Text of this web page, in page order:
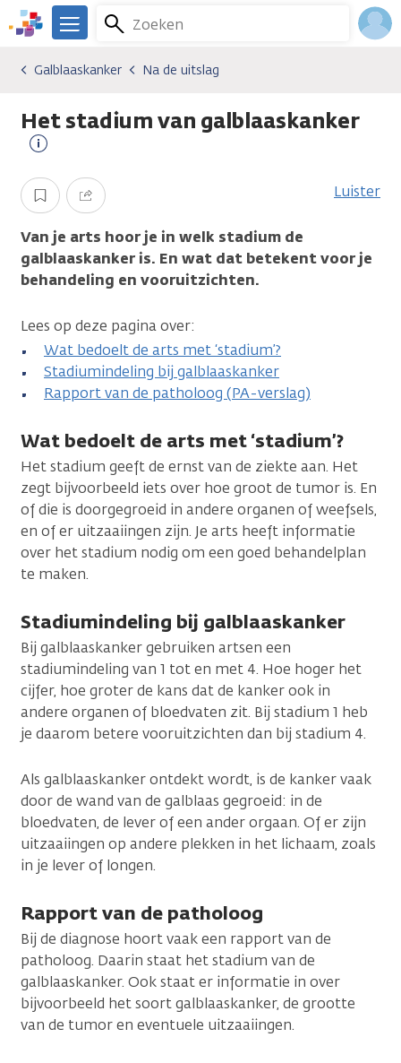
Overslaan
en
gaan
We
er
je.
Kanker.nl
Zoeken
Menu
Kankersoorten
Galblaaskanker
Na de uitslag
Galblaaskanker Na de uitslag
Het stadium van galblaaskanker
informatie
Opslaan Delen Luister
Van je arts hoor je in welk stadium de
galblaaskanker is. En wat dat betekent voor je
behandeling en vooruitzichten.
Lees op deze pagina over:
Wat bedoelt de arts met ‘stadium’?
Stadiumindeling bij galblaaskanker
Rapport van de patholoog (PA-verslag)
Wat bedoelt de arts met ‘stadium’?
Het stadium geeft de ernst van de ziekte aan. Het
zegt bijvoorbeeld iets over hoe groot de tumor is. En
of die is doorgegroeid in andere organen of weefsels,
en of er uitzaaiingen zijn. Je arts heeft informatie
over het stadium nodig om een goed behandelplan
te maken.
Stadiumindeling bij galblaaskanker
Bij galblaaskanker gebruiken artsen een
stadiumindeling van 1 tot en met 4. Hoe hoger het
cijfer, hoe groter de kans dat de kanker ook in
andere organen of bloedvaten zit. Bij stadium 1 heb
je daarom betere vooruitzichten dan bij stadium 4.
Als galblaaskanker ontdekt wordt, is de kanker vaak
door de wand van de galblaas gegroeid: in de
bloedvaten, de lever of een ander orgaan. Of er zijn
uitzaaiingen op andere plekken in het lichaam, zoals
in je lever of longen.
Rapport van de patholoog
Bij de diagnose hoort vaak een rapport van de
patholoog. Daarin staat het stadium van de
galblaaskanker. Ook staat er informatie in over
bijvoorbeeld het soort galblaaskanker, de grootte
van de tumor en eventuele uitzaaiingen.